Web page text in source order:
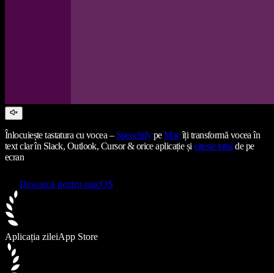
Înlocuiește tastatura cu vocea – SpeechifypeMacîți transformă vocea în
text clar în Slack, Outlook, Cursor & orice aplicație șicitește totul de pe
ecran
Descarcă pentru macOS
Aplicația zileiApp Store